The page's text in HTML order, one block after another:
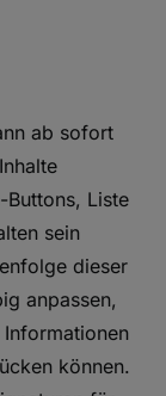
ab sofort
Buttons, Liste
sein
dieser
anpassen,
können.